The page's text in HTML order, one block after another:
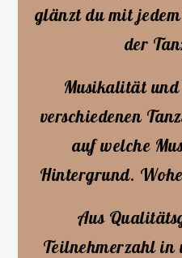
glänzt du mit
der
Musikalität
verschiedenen
auf welche
Hintergrund.
Aus
Teilnehmerzahl in